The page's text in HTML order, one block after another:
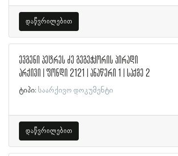
დაწვრილებით
ევგენი პეტრეს ძე გეგეჭკორის პირადი
არქივი | ფონდი 2121 | ანაწერი 1 | საქმე 2
ტიპი: საარქივო დოკუმენტი
დაწვრილებით